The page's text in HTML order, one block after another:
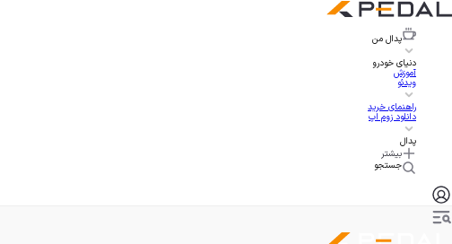
پدال من
دنیای خودرو
آموزش
ویدئو
راهنمای خرید
دانلود زوم اپ
پدال
بیشتر
جستجو